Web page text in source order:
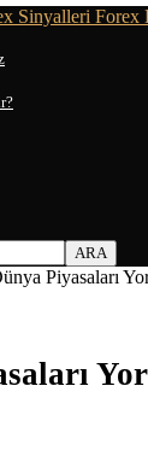
Forex
Piyasaları